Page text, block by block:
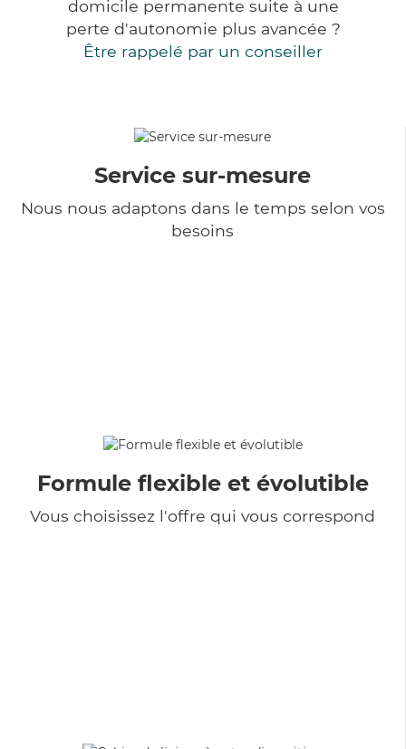
domicile permanente suite à une
perte d'autonomie plus avancée ?
Être rappelé par un conseiller
Service sur-mesure
Nous nous adaptons dans le temps selon vos
besoins
Formule flexible et évolutible
Vous choisissez l'offre qui vous correspond